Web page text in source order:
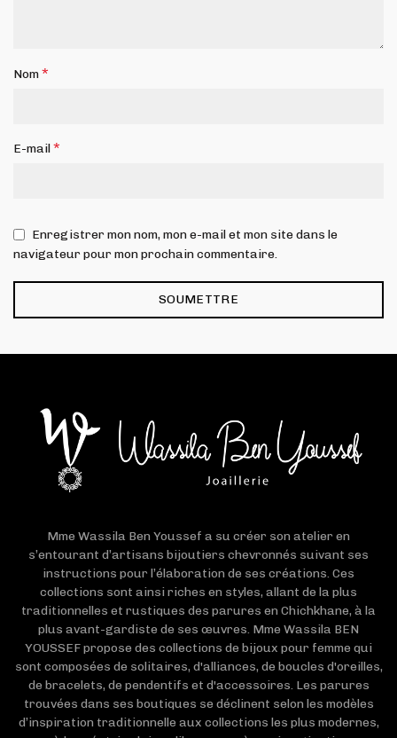
Nom*
E-mail*
Enregistrer mon nom, mon e-mail et mon site dans le
navigateur pour mon prochain commentaire.
Mme Wassila Ben Youssef a su créer son atelier en
s’entourant d’artisans bijoutiers chevronnés suivant ses
instructions pour l’élaboration de ses créations. Ces
collections sont ainsi riches en styles, allant de la plus
traditionnelles et rustiques des parures en Chichkhane, à la
plus avant-gardiste de ses œuvres. Mme Wassila BEN
YOUSSEF propose des collections de bijoux pour femme qui
sont composées de solitaires, d'alliances, de boucles d'oreilles,
de bracelets, de pendentifs et d'accessoires. Les parures
trouvées dans ses boutiques se déclinent selon les modèles
d’inspiration traditionnelle aux collections les plus modernes,